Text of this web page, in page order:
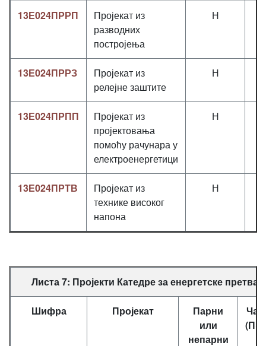
13Е024ПРРП
Пројекат из
разводних
постројења
Н
13Е024ПРРЗ
Пројекат из
релејне заштите
Н
13Е024ПРПП
Пројекат из
пројектовања
помоћу рачунара у
електроенергетици
Н
13Е024ПРТВ
Пројекат из
технике високог
напона
Н
Листа 7: Пројекти Катедре за енергетске
Шифра Пројекат
Парни
или
непарни